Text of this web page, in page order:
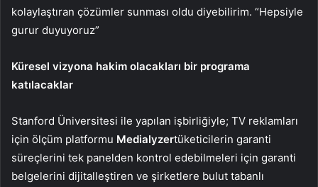
kolaylaştıran çözümler sunması oldu diyebilirim. “Hepsiyle
gurur duyuyoruz”
Küresel vizyona hakim olacakları bir programa
katılacaklar
Stanford Üniversitesi ile yapılan işbirliğiyle; TV reklamları
için ölçüm platformu Medialyzertüketicilerin garanti
süreçlerini tek panelden kontrol edebilmeleri için garanti
belgelerini dijitalleştiren ve şirketlere bulut tabanlı